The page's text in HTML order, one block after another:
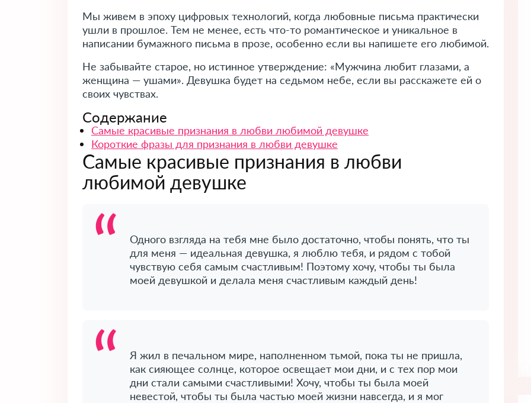
Мы живем в эпоху цифровых технологий, когда любовные письма практически
ушли в прошлое. Тем не менее, есть что-то романтическое и уникальное в
написании бумажного письма в прозе, особенно если вы напишете его любимой.
Не забывайте старое, но истинное утверждение: «Мужчина любит глазами, а
женщина — ушами». Девушка будет на седьмом небе, если вы расскажете ей о
своих чувствах.
Содержание
Самые красивые признания в любви любимой девушке
Короткие фразы для признания в любви девушке
Самые красивые признания в любви
любимой девушке
Одного взгляда на тебя мне было достаточно, чтобы понять, что ты
для меня — идеальная девушка, я люблю тебя, и рядом с тобой
чувствую себя самым счастливым! Поэтому хочу, чтобы ты была
моей девушкой и делала меня счастливым каждый день!
Я жил в печальном мире, наполненном тьмой, пока ты не пришла,
как сияющее солнце, которое освещает мои дни, и с тех пор мои
дни стали самыми счастливыми! Хочу, чтобы ты была моей
невестой, чтобы ты была частью моей жизни навсегда, и я мог